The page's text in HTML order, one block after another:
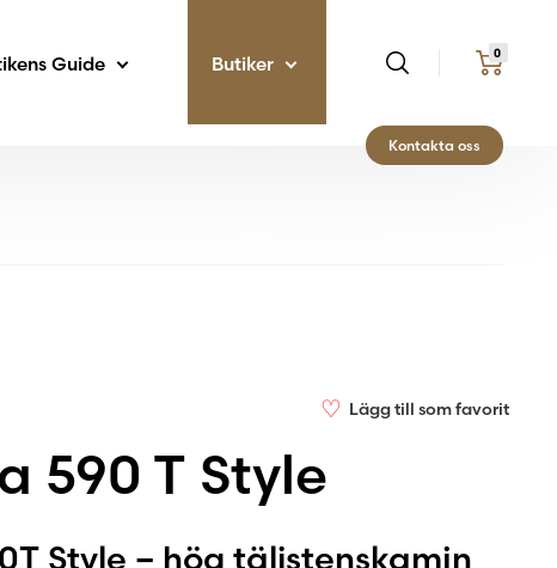
Guide Butiker
0
Kontakta oss
♡ Lägg till som favorit
590 T Style
Style – hög täljstenskamin